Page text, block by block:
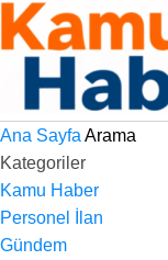
Ana Sayfa Arama
Kategoriler
Kamu Haber
Personel İlan
Gündem